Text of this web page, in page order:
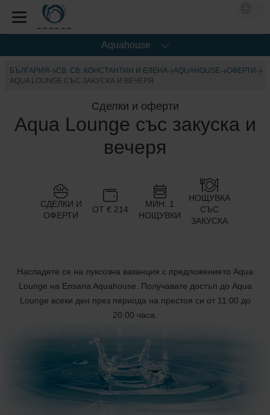
Aquahouse
БЪЛГАРИЯ СВ. СВ. КОНСТАНТИН И ЕЛЕНА AQUAHOUSE
OФЕРТИ
AQUA LOUNGE СЪС ЗАКУСКА И ВЕЧЕРЯ
Сделки и оферти
Aqua Lounge със закуска и
вечеря
СДЕЛКИ И
ОФЕРТИ
ОТ € 214
МИН. 1
НОЩУВКИ
НОЩУВКА
СЪС
ЗАКУСКА
Насладете се на луксозна ваканция с предложението Aqua
Lounge на Ensana Aquahouse. Получавате достъп до Aqua
Lounge всеки ден през периода на престоя си от 11:00 до
20:00 часа.